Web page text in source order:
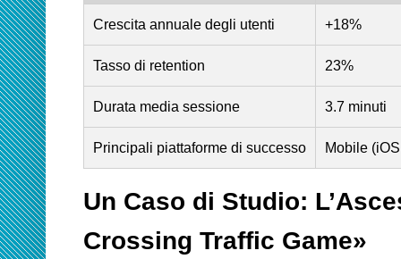
Crescita annuale degli utenti +18%
Tasso di retention 23%
Durata media sessione 3.7 minuti
Principali piattaforme di successo Mobile
Un Caso di Studio:
Crossing Traffic Game»